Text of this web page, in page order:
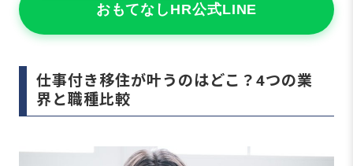
おもてなしHR公式LINE
仕事付き移住が叶うのはどこ？4つの業
界と職種比較